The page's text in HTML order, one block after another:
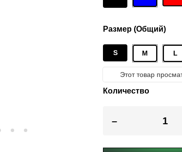
Размер (Общий)
S M L
Количество
–
Этот товар